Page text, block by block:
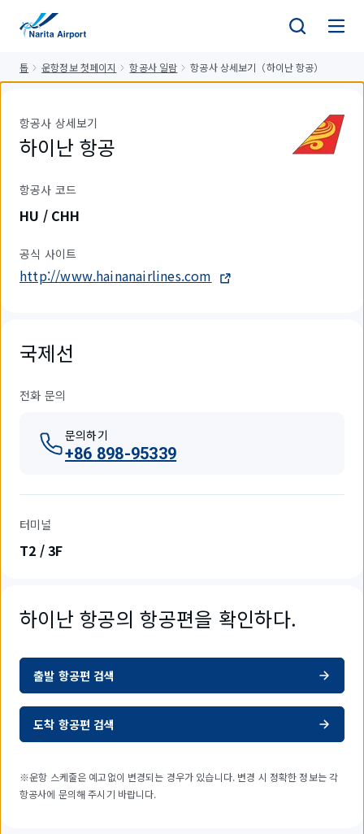
톱 운항정보 첫페이지 항공사 일람 항공사 상세보기（하이난 항공）
항공사 상세보기
하이난 항공
항공사 코드
HU / CHH
공식 사이트
http://www.hainanairlines.com
국제선
전화 문의
문의하기
+86 898-95339
터미널
T2 / 3F
하이난 항공의 항공편을 확인하다.
출발 항공편 검색
도착 항공편 검색
※운항 스케줄은 예고없이 변경되는 경우가 있습니다. 변경 시 정확한 정보는 각
항공사에 문의해 주시기 바랍니다.